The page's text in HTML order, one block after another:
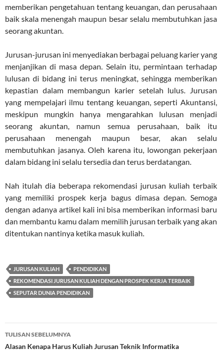
memberikan pengetahuan tentang keuangan, dan perusahaan
baik skala menengah maupun besar selalu membutuhkan jasa
seorang akuntan.
Jurusan-jurusan ini menyediakan berbagai peluang karier yang
menjanjikan di masa depan. Selain itu, permintaan terhadap
lulusan di bidang ini terus meningkat, sehingga memberikan
kepastian dalam membangun karier setelah lulus. Jurusan
yang mempelajari ilmu tentang keuangan, seperti Akuntansi,
meskipun mungkin hanya mengarahkan lulusan menjadi
seorang akuntan, namun semua perusahaan, baik itu
perusahaan menengah maupun besar, akan selalu
membutuhkan jasanya. Oleh karena itu, lowongan pekerjaan
dalam bidang ini selalu tersedia dan terus berdatangan.
Nah itulah dia beberapa rekomendasi jurusan kuliah terbaik
yang memiliki prospek kerja bagus dimasa depan. Semoga
dengan adanya artikel kali ini bisa memberikan informasi baru
dan membantu kamu dalam memilih jurusan terbaik yang akan
ditentukan nantinya ketika masuk kuliah.
JURUSAN KULIAH
PENDIDIKAN
REKOMENDASI JURUSAN KULIAH DENGAN PROSPEK KERJA TERBAIK
SEPUTAR DUNIA PENDIDIKAN
Navigasi
TULISAN SEBELUMNYA
Alasan Kenapa Harus Kuliah Jurusan Teknik Informatika